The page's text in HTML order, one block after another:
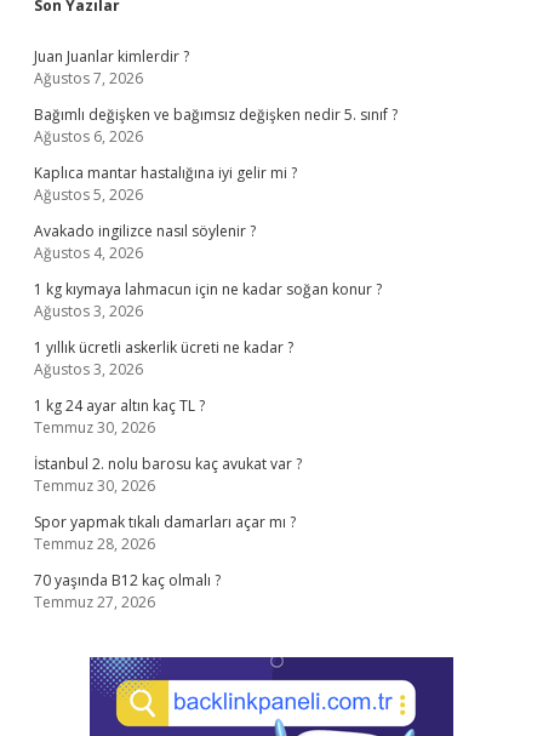
Sidebar
Son Yazılar
Juan Juanlar kimlerdir ?
Ağustos 7, 2026
Bağımlı değişken ve bağımsız değişken nedir 5. sınıf ?
Ağustos 6, 2026
Kaplıca mantar hastalığına iyi gelir mi ?
Ağustos 5, 2026
Avakado ingilizce nasıl söylenir ?
Ağustos 4, 2026
1 kg kıymaya lahmacun için ne kadar soğan konur ?
Ağustos 3, 2026
1 yıllık ücretli askerlik ücreti ne kadar ?
Ağustos 3, 2026
1 kg 24 ayar altın kaç TL ?
Temmuz 30, 2026
İstanbul 2. nolu barosu kaç avukat var ?
Temmuz 30, 2026
Spor yapmak tıkalı damarları açar mı ?
Temmuz 28, 2026
70 yaşında B12 kaç olmalı ?
Temmuz 27, 2026